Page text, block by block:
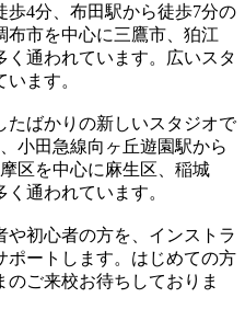
4分、布田駅から徒歩7分の
布市を中心に三鷹市、狛江
通われています。広いスタ
ます。
たばかりの新しいスタジオで
小田急線向ヶ丘遊園駅から
区を中心に麻生区、稲城
通われています。
初心者の方を、インストラ
ポートします。はじめての方
ご来校お待ちしておりま